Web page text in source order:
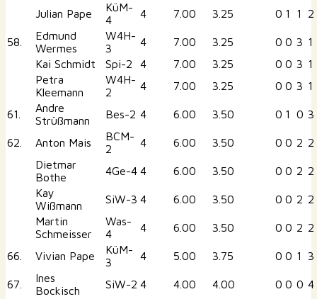
Julian Pape
KüM-
4
4 7.00 3.25 0 1 1 2
58.
Edmund
Wermes
W4H-
3
4 7.00 3.25 0 0 3 1
Kai Schmidt
Spi-2 4 7.00 3.25 0 0 3 1
Petra
Kleemann
W4H-
2
4 7.00 3.25 0 0 3 1
61.
Andre
Strüßmann
Bes-2 4 6.00 3.50 0 1 0 3
62. Anton Mais
BCM-
2
4 6.00 3.50 0 0 2 2
Dietmar
Bothe
4Ge-4 4 6.00 3.50 0 0 2 2
Kay
Wißmann
SiW-3 4 6.00 3.50 0 0 2 2
Martin
Schmeisser
Was-
4
4 6.00 3.50 0 0 2 2
66. Vivian Pape
KüM-
3
4 5.00 3.75 0 0 1 3
67.
Ines
Bockisch
SiW-2 4 4.00 4.00 0 0 0 4